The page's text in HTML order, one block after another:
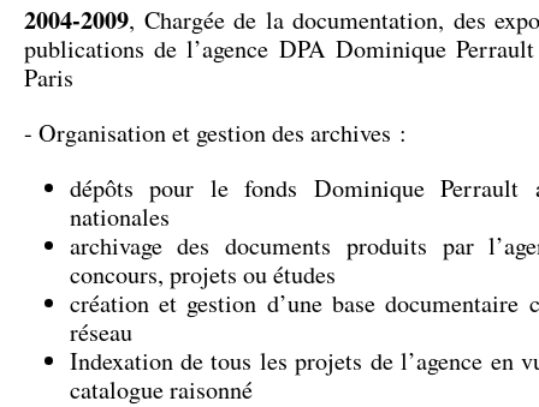
2004-2009, Chargée de la documentation, des
publications de l’agence DPA Dominique
Paris
- Organisation et gestion des archives :
dépôts pour le fonds Dominique Perrault
nationales
archivage des documents produits par
concours, projets ou études
création et gestion d’une base documentaire
réseau
Indexation de tous les projets de l’agence en
catalogue raisonné